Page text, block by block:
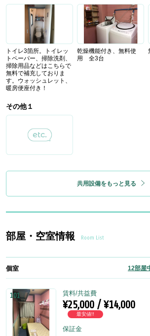
トイレ3箇所。トイレッ
トペーパー、掃除洗剤、
掃除用品などはこちらで
無料で補充しておりま
す。ウォッシュレット、
暖房便座付き！
乾燥機能付き、無料使
用 全3台
その他１
共用設備をもっと見る
部屋・空室情報 Room List
個室 12部屋
101 賃料/共益費
¥25,000 / ¥14,000
最安値!!
保証金